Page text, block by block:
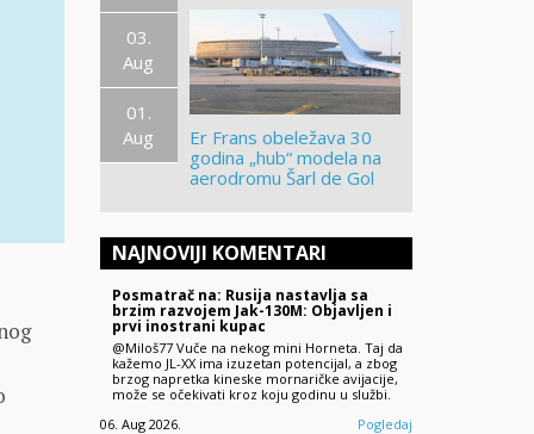
03.
Aug
01.
Aug
Er Frans obeležava 30
godina „hub“ modela na
aerodromu Šarl de Gol
NAJNOVIJI KOMENTARI
Posmatrač na: Rusija nastavlja sa
brzim razvojem Jak-130M: Objavljen i
prvi inostrani kupac
@Miloš77 Vuče na nekog mini Horneta. Taj da
kažemo JL-XX ima izuzetan potencijal, a zbog
brzog napretka kineske mornaričke avijacije,
može se očekivati kroz koju godinu u službi.
06. Aug 2026.
Pogledaj